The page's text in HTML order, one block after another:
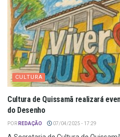
CULTURA
Cultura de Quissamã realizará
do Desenho
POR REDAÇÃO 07/04/2025 - 17:29